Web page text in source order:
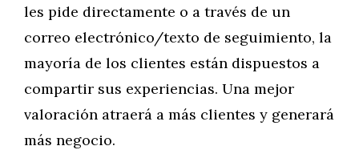
les pide directamente o a través de un
correo electrónico/texto de seguimiento, la
mayoría de los clientes están dispuestos a
compartir sus experiencias. Una mejor
valoración atraerá a más clientes y generará
más negocio.